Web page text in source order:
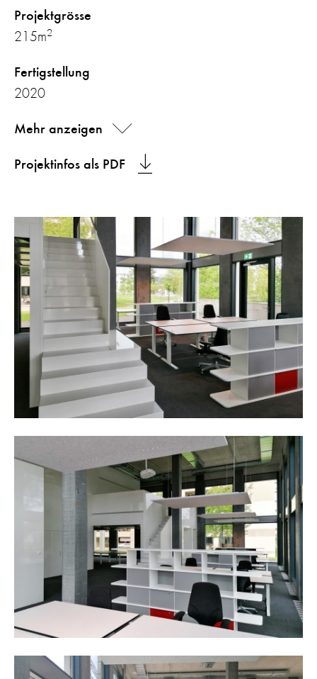
Projektgrösse
215m2
Fertigstellung
2020
Mehr anzeigen
Projektinfos als PDF